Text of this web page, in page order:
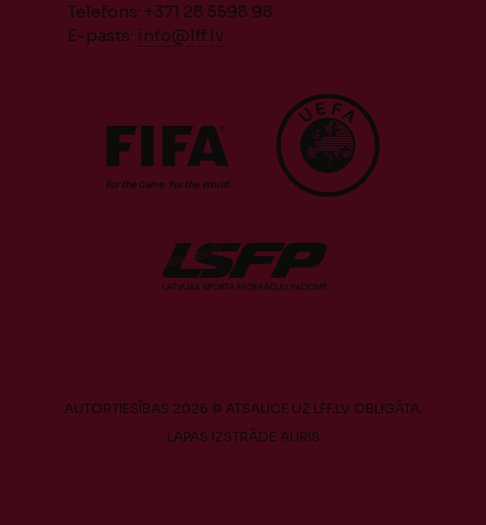
Telefons: +371 28 5598 98
E-pasts: info@lff.lv
AUTORTIESĪBAS 2026 © ATSAUCE UZ LFF.LV OBLIGĀTA.
LAPAS IZSTRĀDE AURIS